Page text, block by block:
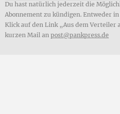
Du hast natürlich jederzeit die
Abonnement zu kündigen. Entweder
Klick auf den Link „Aus dem Verteiler
kurzen Mail an post@pankpress.de